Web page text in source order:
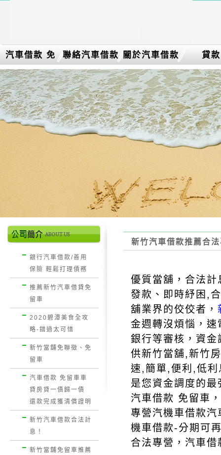
汽車借款 免
留車介紹
聯絡汽車借款 關於汽車借款 貸款
銀行汽車借款/善用
保險 輕鬆打理債務
推薦新竹汽車借貸免
留車
2020碧潭美食全攻
略-錯過太可惜
新竹當舖免聯徵、免
留車
汽車借款 免留車車
貸房貸一債歸一債
還款完成獲清償證明
新竹汽車借款合法計
息！
新竹當舖免留車推薦
新竹汽車借款推薦合
優質當舖，合法
發款、即時紓困,
舖業界的佼佼者，
金週轉沒煩惱，
銀行等審核，資
供新竹當舖,新竹
速,簡單,便利,低利
是您資金調度的
汽車借款 免留車
專營汽機車借款汽
機車借款-分期可
合法專營，汽車